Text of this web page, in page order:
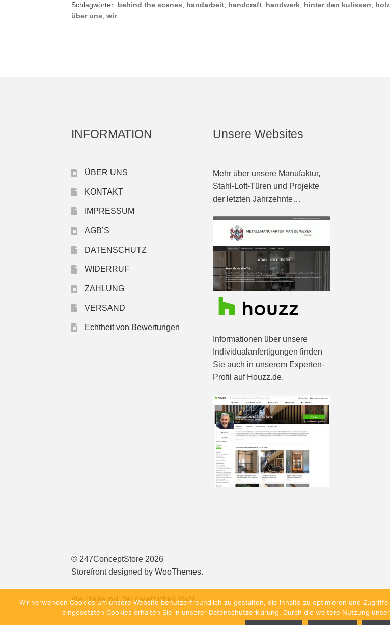
Schlagwörter: behind the scenes handarbeit handcraft handwerk hinter den kulissen holz
über uns ,wir
INFORMATION
ÜBER UNS
KONTAKT
IMPRESSUM
AGB’S
DATENSCHUTZ
WIDERRUF
ZAHLUNG
VERSAND
Echtheit von Bewertungen
Unsere Websites
Mehr über unsere Manufaktur,
Stahl-Loft-Türen und Projekte
der letzten Jahrzehnte…
Informationen über unsere
Individualanfertigungen finden
Sie auch in unserem Experten-
Profil auf Houzz.de.
© 247ConceptStore 2026
Storefront designed byWooThemes.
Alle Preise inkl. der gesetzlichen MwSt.
Wir verwenden Cookies um unsere Website benutzerfreundlich zu gestalten, die Inhalte zu optimieren und
eingesetzten Cookies erhalten Sie in unserer Datenschutzerklärung. Durch die weitere Nutzung